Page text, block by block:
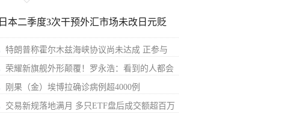
日本二季度3次干预外汇市场未改日元贬
特朗普称霍尔木兹海峡协议尚未达成 正参与
荣耀新旗舰外形颠覆！罗永浩：看到的人都会
刚果（金）埃博拉确诊病例超4000例
交易新规落地满月 多只ETF盘后成交额超百万